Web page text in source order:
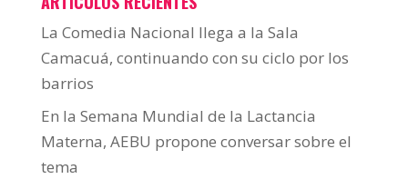
La Comedia Nacional llega a la Sala
Camacuá, continuando con su ciclo por los
barrios
En la Semana Mundial de la Lactancia
Materna, AEBU propone conversar sobre el
tema